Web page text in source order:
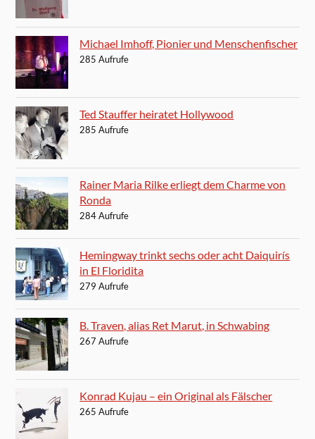
Michael Imhoff, Pionier und Menschenfischer
285 Aufrufe
Ted Stauffer heiratet Hollywood
285 Aufrufe
Rainer Maria Rilke erliegt dem Charme von
Ronda
284 Aufrufe
Hemingway trinkt sechs oder acht Daiquirís
in El Floridita
279 Aufrufe
B. Traven, alias Ret Marut, in Schwabing
267 Aufrufe
Konrad Kujau – ein Original als Fälscher
265 Aufrufe